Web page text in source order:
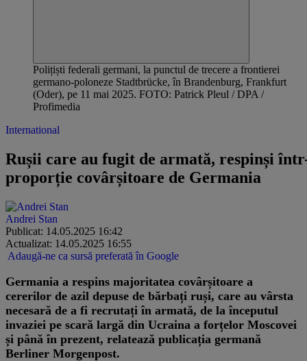
Polițiști federali germani, la punctul de trecere a frontierei
germano-poloneze Stadtbrücke, în Brandenburg, Frankfurt
(Oder), pe 11 mai 2025. FOTO: Patrick Pleul / DPA /
Profimedia
International
Rușii care au fugit de armată, respinși
proporție covârșitoare de Germania
Andrei Stan
Publicat: 14.05.2025 16:42
Actualizat: 14.05.2025 16:55
Adaugă-ne ca sursă preferată în Google
Germania a respins majoritatea covârșitoare a
cererilor de azil depuse de bărbați ruși, care au vârsta
necesară de a fi recrutați în armată, de la începutul
invaziei pe scară largă din Ucraina a forțelor Moscovei
și până în prezent, relatează publicația germană
Berliner Morgenpost.